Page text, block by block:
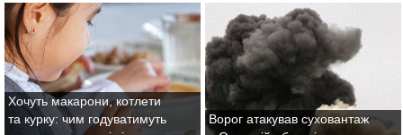
Хочуть макарони, котлети
та курку: чим годуватимуть
Ворог атакував суховантаж